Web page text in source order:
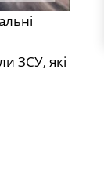
ЗСУ, які